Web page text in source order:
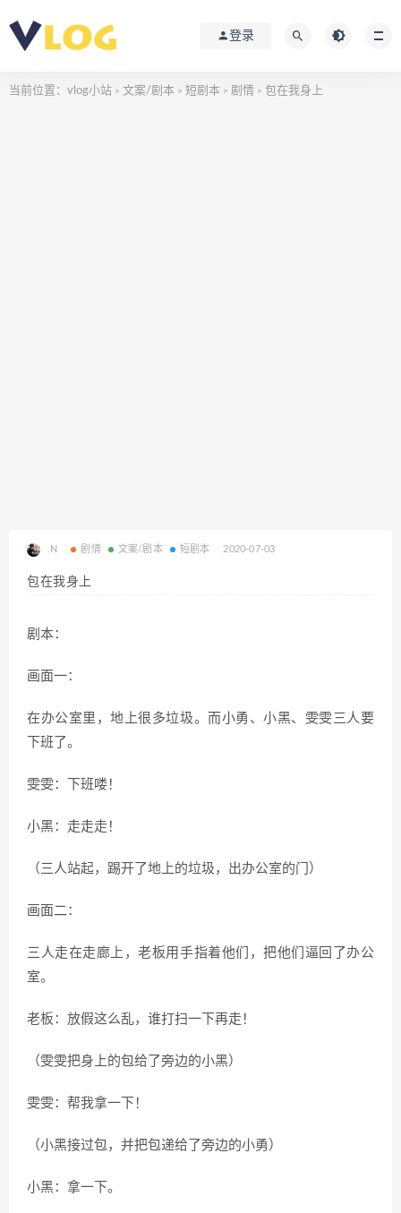
登录
当前位置： vlog小站 > 文案/剧本 > 短剧本 > 剧情 > 包在我身上
.N 剧情 文案/剧本 短剧本 2020-07-03
包在我身上
剧本：
画面一：
在办公室里，地上很多垃圾。而小勇、小黑、雯雯三人要
下班了。
雯雯：下班喽！
小黑：走走走！
（三人站起，踢开了地上的垃圾，出办公室的门）
画面二：
三人走在走廊上，老板用手指着他们，把他们逼回了办公
室。
老板：放假这么乱，谁打扫一下再走！
（雯雯把身上的包给了旁边的小黑）
雯雯：帮我拿一下！
（小黑接过包，并把包递给了旁边的小勇）
小黑：拿一下。